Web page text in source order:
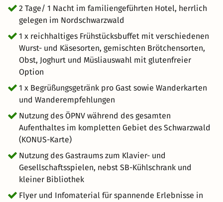
kostenfreie Nutzung des öffentlichen Nahverkehrs im
gesamten Schwarzwald. Als besonderen Vorteil gibt es 20
% Rabatt auf eine Runde auf dem 18-Loch-Golfplatz in
Bad Herrenalb.
2 Tage/ 1 Nacht im familiengeführten Hotel, herrlich
gelegen im Nordschwarzwald
1 x reichhaltiges Frühstücksbuffet mit verschiedenen
Wurst- und Käsesorten, gemischten Brötchensorten,
Obst, Joghurt und Müsliauswahl mit glutenfreier
Option
1 x Begrüßungsgetränk pro Gast sowie Wanderkarten
und Wanderempfehlungen
Nutzung des ÖPNV während des gesamten
Aufenthaltes im kompletten Gebiet des Schwarzwald
(KONUS-Karte)
Nutzung des Gastraums zum Klavier- und
Gesellschaftsspielen, nebst SB-Kühlschrank und
kleiner Bibliothek
Flyer und Infomaterial für spannende Erlebnisse in